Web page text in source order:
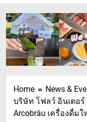
Home
News &
บริษัท โฟลว์ อินเตอ
Arcobräu เครื่องดื่ม